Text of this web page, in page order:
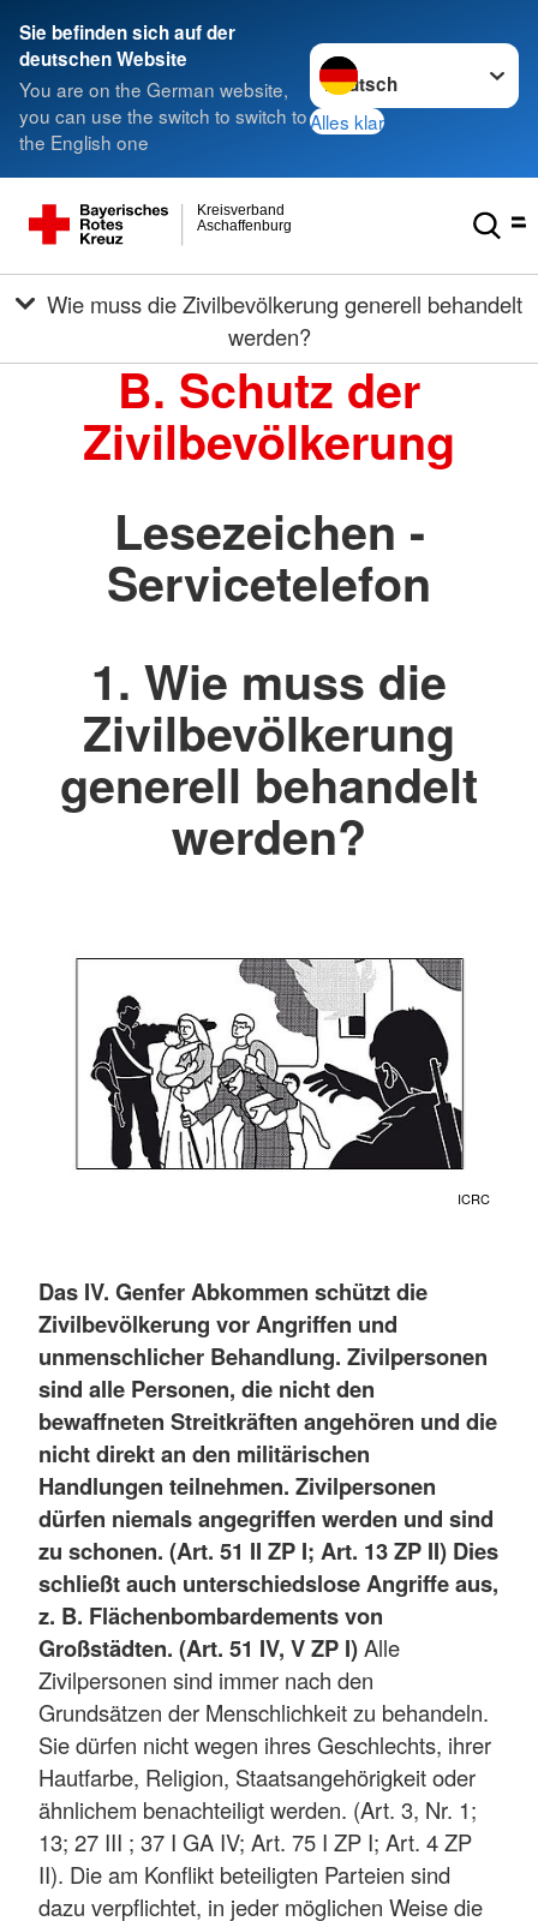
Sie befinden sich auf der
deutschen Website
You are on the German website,
you can use the switch to switch to
the English one
Sprache wechseln zu
Alles klar
Aschaffenburg
Kreisverband
Wie muss die Zivilbevölkerung generell behandelt
werden?
B. Schutz der
Zivilbevölkerung
Lesezeichen -
Servicetelefon
1. Wie muss die
Zivilbevölkerung
generell behandelt
werden?
ICRC
Das IV. Genfer Abkommen schützt die
Zivilbevölkerung vor Angriffen und
unmenschlicher Behandlung. Zivilpersonen
sind alle Personen, die nicht den
bewaffneten Streitkräften angehören und die
nicht direkt an den militärischen
Handlungen teilnehmen. Zivilpersonen
dürfen niemals angegriffen werden und sind
zu schonen. (Art. 51 II ZP I; Art. 13 ZP II) Dies
schließt auch unterschiedslose Angriffe aus,
z. B. Flächenbombardements von
Großstädten. (Art. 51 IV, V ZP I)Alle
Zivilpersonen sind immer nach den
Grundsätzen der Menschlichkeit zu behandeln.
Sie dürfen nicht wegen ihres Geschlechts, ihrer
Hautfarbe, Religion, Staatsangehörigkeit oder
ähnlichem benachteiligt werden. (Art. 3, Nr. 1;
13; 27 III ; 37 I GA IV; Art. 75 I ZP I; Art. 4 ZP
II). Die am Konflikt beteiligten Parteien sind
dazu verpflichtet, in jeder möglichen Weise die